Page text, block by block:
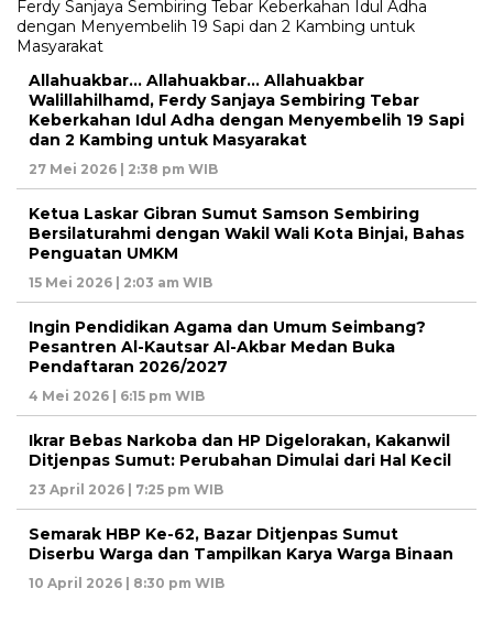
Allahuakbar… Allahuakbar… Allahuakbar
Walillahilhamd, Ferdy Sanjaya Sembiring Tebar
Keberkahan Idul Adha dengan Menyembelih 19 Sapi
dan 2 Kambing untuk Masyarakat
27 Mei 2026 | 2:38 pm WIB
Ketua Laskar Gibran Sumut Samson Sembiring
Bersilaturahmi dengan Wakil Wali Kota Binjai, Bahas
Penguatan UMKM
15 Mei 2026 | 2:03 am WIB
Ingin Pendidikan Agama dan Umum Seimbang?
Pesantren Al-Kautsar Al-Akbar Medan Buka
Pendaftaran 2026/2027
4 Mei 2026 | 6:15 pm WIB
Ikrar Bebas Narkoba dan HP Digelorakan, Kakanwil
Ditjenpas Sumut: Perubahan Dimulai dari Hal Kecil
23 April 2026 | 7:25 pm WIB
Semarak HBP Ke-62, Bazar Ditjenpas Sumut
Diserbu Warga dan Tampilkan Karya Warga Binaan
10 April 2026 | 8:30 pm WIB